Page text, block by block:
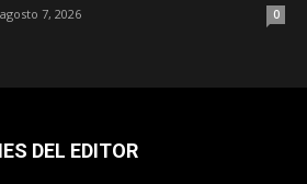
agosto 7, 2026 0
DEL EDITOR